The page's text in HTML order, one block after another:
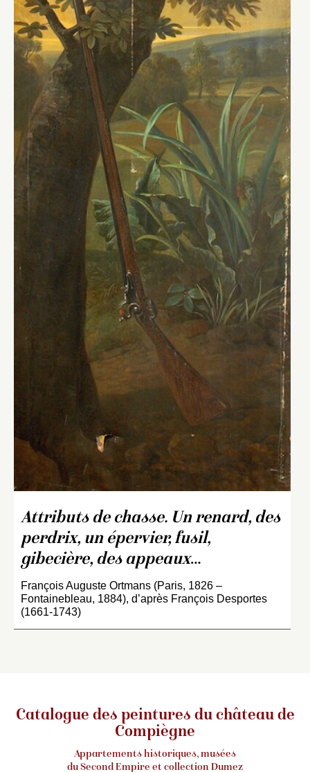
Attributs de chasse. Un renard, des
perdrix, un épervier, fusil,
gibecière, des appeaux…
François Auguste Ortmans (Paris, 1826 –
Fontainebleau, 1884), d’après François Desportes
(1661-1743)
Catalogue des peintures du château de
Compiègne
Appartements historiques, musées
du Second Empire et collection Dumez